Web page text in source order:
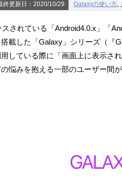
終更新日：2020/10/29 Galaxyの使い方,
されている「Android4.0.x」「
載した「Galaxy」シリーズ（『
している際に「画面上に表示さ
悩みを抱える一部のユーザー間